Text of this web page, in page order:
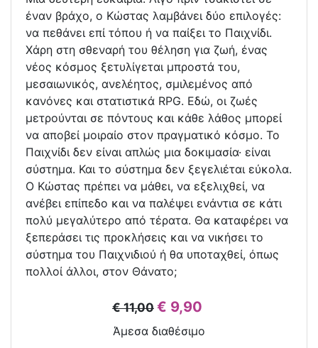
έναν βράχο, ο Κώστας λαμβάνει δύο επιλογές:
να πεθάνει επί τόπου ή να παίξει το Παιχνίδι.
Χάρη στη σθεναρή του θέληση για ζωή, ένας
νέος κόσμος ξετυλίγεται μπροστά του,
μεσαιωνικός, ανελέητος, σμιλεμένος από
κανόνες και στατιστικά RPG. Εδώ, οι ζωές
μετρούνται σε πόντους και κάθε λάθος μπορεί
να αποβεί μοιραίο στον πραγματικό κόσμο. Το
Παιχνίδι δεν είναι απλώς μια δοκιμασία· είναι
σύστημα. Και το σύστημα δεν ξεγελιέται εύκολα.
Ο Κώστας πρέπει να μάθει, να εξελιχθεί, να
ανέβει επίπεδο και να παλέψει ενάντια σε κάτι
πολύ μεγαλύτερο από τέρατα. Θα καταφέρει να
ξεπεράσει τις προκλήσεις και να νικήσει το
σύστημα του Παιχνιδιού ή θα υποταχθεί, όπως
πολλοί άλλοι, στον Θάνατο;
€ 11,00 € 9,90
Άμεσα διαθέσιμο